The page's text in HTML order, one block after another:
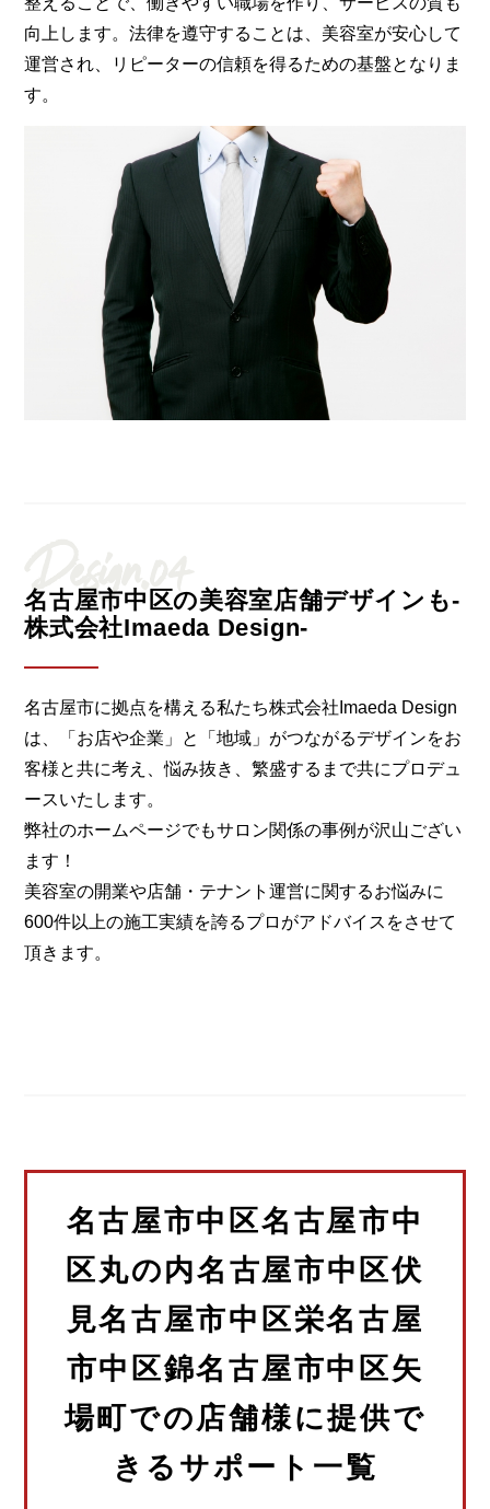
向上します。法律を遵守することは、美容室が安心して
運営され、リピーターの信頼を得るための基盤となりま
す。
Design.04
名古屋市中区の美容室店舗デザインも-
株式会社Imaeda Design-
名古屋市に拠点を構える私たち株式会社Imaeda Design
は、「お店や企業」と「地域」がつながるデザインをお
客様と共に考え、悩み抜き、繁盛するまで共にプロデュ
ースいたします。
弊社のホームページでもサロン関係の事例が沢山ござい
ます！
美容室の開業や店舗・テナント運営に関するお悩みに
600件以上の施工実績を誇るプロがアドバイスをさせて
頂きます。
名古屋市中区名古屋市中
区丸の内名古屋市中区伏
見名古屋市中区栄名古屋
市中区錦名古屋市中区矢
場町での店舗様に提供で
きるサポート一覧